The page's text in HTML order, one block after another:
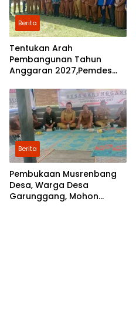
Berita
Tentukan Arah
Pembangunan Tahun
Anggaran 2027,Pemdes
Musrenbang
Berita
Pembukaan Musrenbang
Desa, Warga Desa
Garunggang, Mohon